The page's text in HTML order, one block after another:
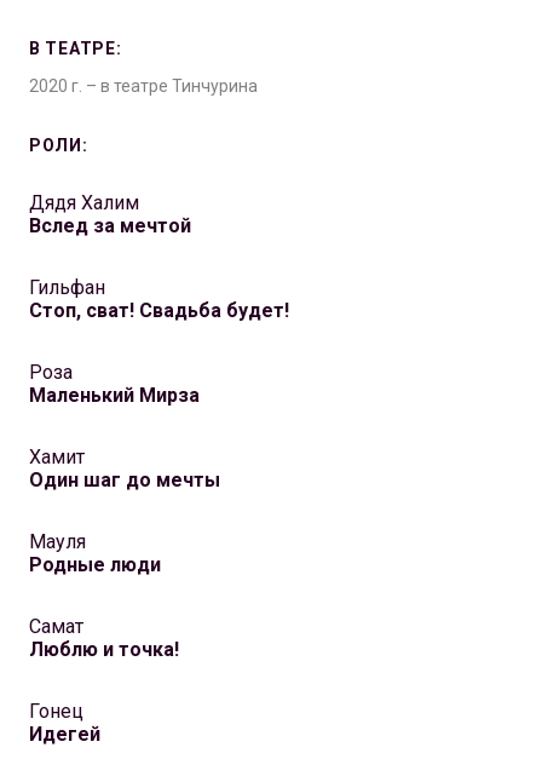
В ТЕАТРЕ:
2020 г. – в театре Тинчурина
РОЛИ:
Дядя Халим
Вслед за мечтой
Гильфан
Стоп, сват! Свадьба будет!
Роза
Маленький Мирза
Хамит
Один шаг до мечты
Мауля
Родные люди
Самат
Люблю и точка!
Гонец
Идегей